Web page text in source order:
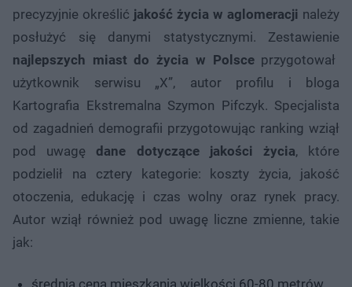
precyzyjnie określić jakość życia w aglomeracji należy
posłużyć się danymi statystycznymi. Zestawienie
najlepszych miast do życia w Polsceprzygotował
użytkownik serwisu „X”, autor profilu i bloga
Kartografia Ekstremalna Szymon Pifczyk. Specjalista
od zagadnień demografii przygotowując ranking wziął
pod uwagędane dotyczące jakości życia, które
podzielił na cztery kategorie: koszty życia, jakość
otoczenia, edukację i czas wolny oraz rynek pracy.
Autor wziął również pod uwagę liczne zmienne, takie
jak:
średnia cena mieszkania wielkości 60-80 metrów,